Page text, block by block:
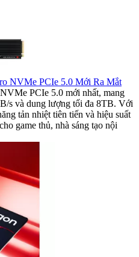
NVMe PCIe 5.0 Mới Ra Mắt
PCIe 5.0 mới nhất, mang
s và dung lượng tối đa 8TB. Với
tản nhiệt tiên tiến và hiệu suất
game thủ, nhà sáng tạo nội